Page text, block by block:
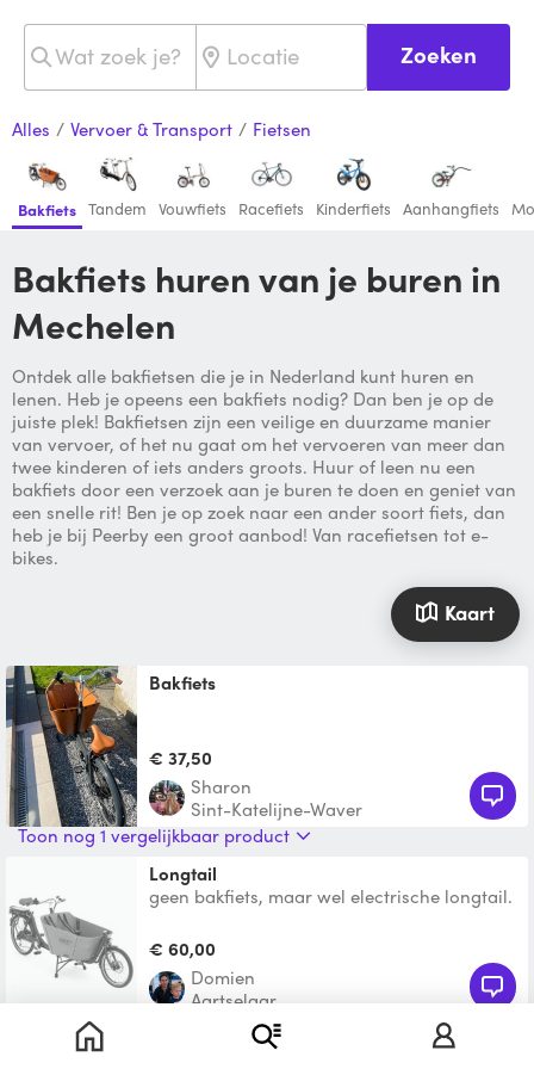
Zoeken
Alles / Vervoer & Transport / Fietsen
Bakfiets Tandem Vouwfiets Racefiets Kinderfiets Aanhangfiets
Bakfiets huren van je buren in
Mechelen
Ontdek alle bakfietsen die je in Nederland kunt huren en
lenen. Heb je opeens een bakfiets nodig? Dan ben je op de
juiste plek! Bakfietsen zijn een veilige en duurzame manier
van vervoer, of het nu gaat om het vervoeren van meer dan
twee kinderen of iets anders groots. Huur of leen nu een
bakfiets door een verzoek aan je buren te doen en geniet van
een snelle rit! Ben je op zoek naar een ander soort fiets, dan
heb je bij Peerby een groot aanbod! Van racefietsen tot e-
bikes.
Kaart
Bakfiets
€ 37,50
Sharon
Sint-Katelijne-Waver
Toon nog 1 vergelijkbaar product
longtail
geen bakfiets, maar wel electrische longtail.
https://www.2dehands.be/selle
€ 60,00
Domien
Aartselaar
Stevige bakfiets van Bakfiets.nl zonder